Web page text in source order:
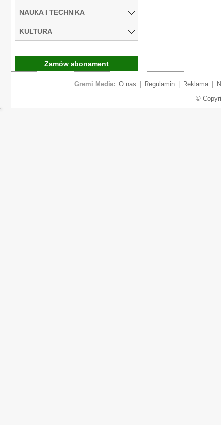
NAUKA I TECHNIKA
KULTURA
Zamów abonament
Gremi Media: O nas Regulamin Reklama
©